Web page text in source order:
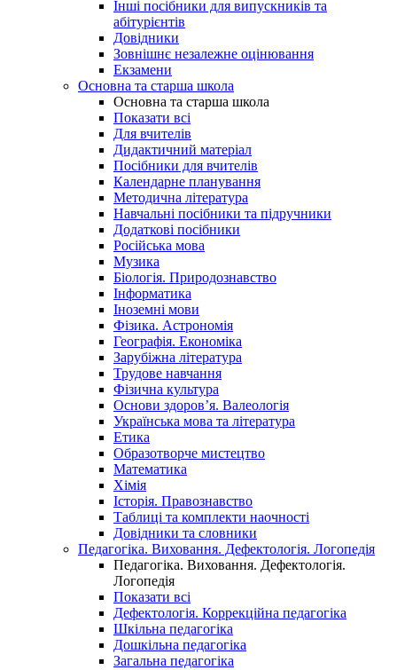
Інші посібники для випускників та
абітурієнтів
Довідники
Зовнішнє незалежне оцінювання
Екзамени
Основна та старша школа
Основна та старша школа
Показати всі
Для вчителів
Дидактичний матеріал
Посібники для вчителів
Календарне планування
Методична література
Навчальні посібники та підручники
Додаткові посібники
Російська мова
Музика
Біологія. Природознавство
Інформатика
Іноземні мови
Фізика. Астрономія
Географія. Економіка
Зарубіжна література
Трудове навчання
Фізична культура
Основи здоров’я. Валеологія
Українська мова та література
Етика
Образотворче мистецтво
Математика
Хімія
Історія. Правознавство
Таблиці та комплекти наочності
Довідники та словники
Педагогіка. Виховання. Дефектологія. Логопедія
Педагогіка. Виховання. Дефектологія.
Логопедія
Показати всі
Дефектологія. Коррекційна педагогіка
Шкільна педагогіка
Дошкільна педагогіка
Загальна педагогіка